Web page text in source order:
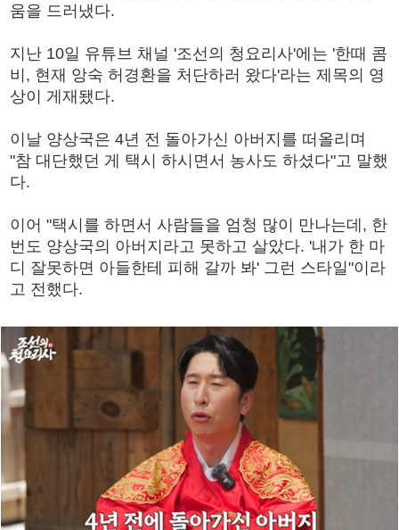
움을 드러냈다.
지난 10일 유튜브 채널 '조선의 청요리사'에는 '한때 콤
비, 현재 앙숙 허경환을 처단하러 왔다'라는 제목의 영
상이 게재됐다.
이날 양상국은 4년 전 돌아가신 아버지를 떠올리며
"참 대단했던 게 택시 하시면서 농사도 하셨다"고 말했
다.
이어 "택시를 하면서 사람들을 엄청 많이 만나는데, 한
번도 양상국의 아버지라고 못하고 살았다. '내가 한 마
디 잘못하면 아들한테 피해 갈까 봐' 그런 스타일"이라
고 전했다.